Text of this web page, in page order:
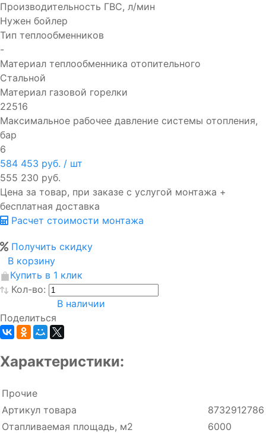
Производительность ГВC, л/мин
Нужен бойлер
Тип теплообменников
-
Материал теплообменника отопительного
Стальной
Материал газовой горелки
22516
Максимальное рабочее давление системы отопления,
бар
6
584 453 руб. / шт
555 230 руб.
Цена за товар, при заказе с услугой монтажа +
бесплатная доставка
Расчет стоимости монтажа
Получить скидку
В корзину
Купить в 1 клик
Кол-во:
В наличии
Поделиться
Характеристики:
Прочие
Артикул товара
8732912786
Отапливаемая площадь, м2
6000